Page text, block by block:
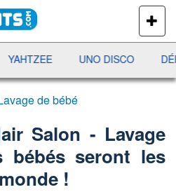
PLUS
DE
JEUX
YAHTZEE UNO DISCO
de bébé
Salon - Lavage
seront les
!